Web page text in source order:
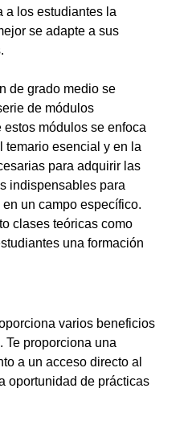
a los estudiantes la
se adapte a sus
de grado medio se
de módulos
módulos se enfoca
temario esencial y en la
para adquirir las
indispensables para
un campo específico.
clases teóricas como
una formación
varios beneficios
Te proporciona una
a un acceso directo al
oportunidad de prácticas